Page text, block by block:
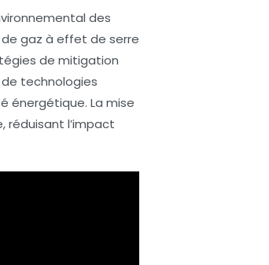
des
gaz à effet de serre
de mitigation
technologies
énergétique. La mise
, réduisant l’impact